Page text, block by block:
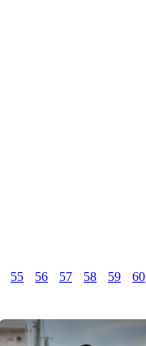
55 56 57 58 59
60